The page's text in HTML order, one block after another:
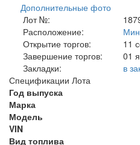
Дополнительные фото
Лот №:
Расположение:
Открытие торгов:
11
Завершение торгов:
01
Закладки:
в
Спецификации Лота
Год выпуска
Марка
Модель
VIN
Вид топлива